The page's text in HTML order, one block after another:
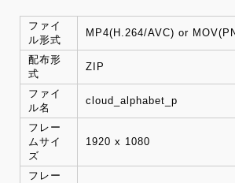
ファイ
ル形式
MP4(H.264/AVC) or
配布形
式
ZIP
ファイ
ル名
cloud_alphabet_p
フレー
ムサイ
ズ
1920 x 1080
フレー